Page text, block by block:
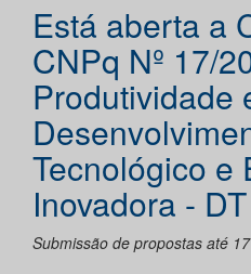
Está aberta a
CNPq Nº 17/
Produtividade
Tecnológico e
Inovadora - DT
Submissão de propostas até